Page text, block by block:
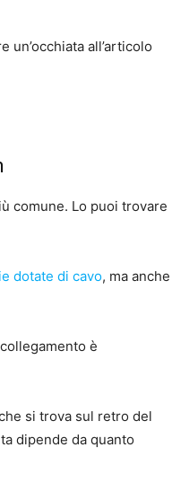
un’occhiata all’articolo
comune. Lo puoi trovare
dotate di cavo, ma anche
è
si trova sul retro del
dipende da quanto